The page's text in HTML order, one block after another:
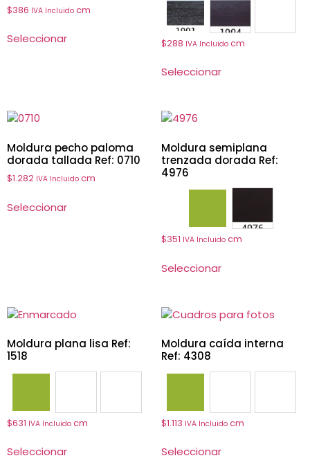
$386 IVA Incluido cm
Seleccionar
1901
$288 IVA Incluidocm
Seleccionar
Moldura pecho paloma
dorada tallada Ref: 0710
$1.282 IVA Incluido cm
Seleccionar
Moldura semiplana
trenzada dorada Ref:
4976
$351 IVA Incluidocm
Seleccionar
Moldura plana lisa Ref:
1518
$631 IVA Incluido cm
Seleccionar
Moldura caída interna
Ref: 4308
$1.113 IVA Incluidocm
Seleccionar